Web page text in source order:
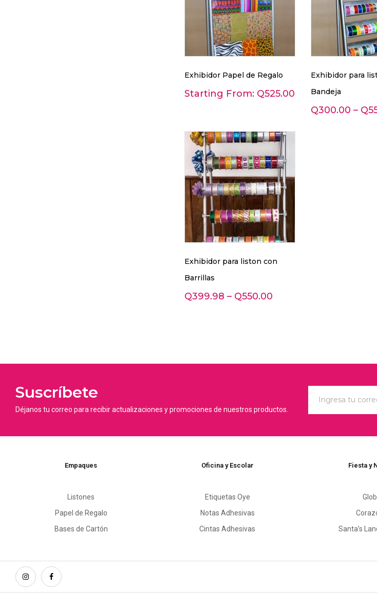
Exhibidor Papel de Regalo
Starting From: Q525.00
Exhibidor para
Bandeja
Q300.00 – Q
Exhibidor para liston con
Barrillas
Q399.98 – Q550.00
Suscríbete
Déjanos tu correo para recibir actualizaciones y promociones de nuestros productos.
Empaques
Listones
Papel de Regalo
Bases de Cartón
Oficina y Escolar
Etiquetas Oye
Notas Adhesivas
Cintas Adhesivas
Fiesta y
Santa’s